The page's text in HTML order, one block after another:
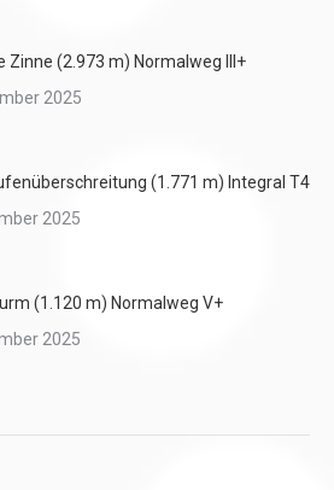
Zinne (2.973 m) Normalweg III+
2025
(1.771 m) Integral T4
2025
(1.120 m) Normalweg V+
2025